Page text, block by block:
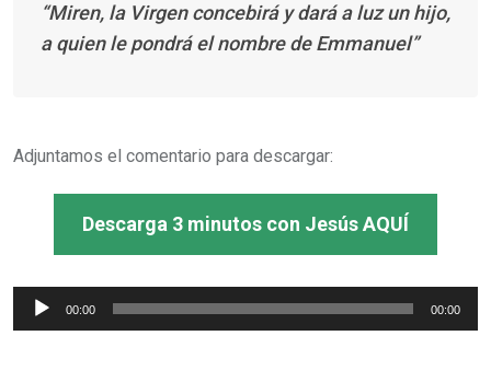
“Miren, la Virgen concebirá y dará a luz un hijo,
a quien le pondrá el nombre de Emmanuel”
Adjuntamos el comentario para descargar:
Descarga 3 minutos con Jesús AQUÍ
Reproductor
de
00:00 00:00